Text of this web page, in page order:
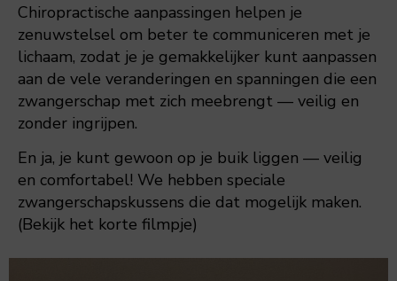
Chiropractische aanpassingen helpen je
zenuwstelsel om beter te communiceren met je
lichaam, zodat je je gemakkelijker kunt aanpassen
aan de vele veranderingen en spanningen die een
zwangerschap met zich meebrengt — veilig en
zonder ingrijpen.
En ja, je kunt gewoon op je buik liggen — veilig
en comfortabel! We hebben speciale
zwangerschapskussens die dat mogelijk maken.
(Bekijk het korte filmpje)